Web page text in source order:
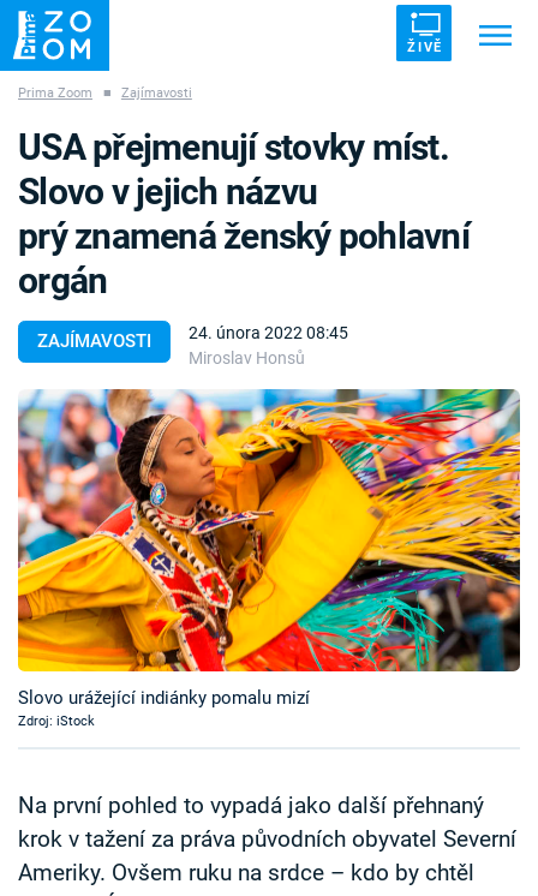
ŽIVĚ
ZÁHADY VETŘELCI DÁVNOVĚKU
Témata
Témata
Pořady
TV Program
Časopis
Sledujte prima+
Přihlášení
Prima Zoom ■ Zajímavosti
ZAJÍMAVOSTI
24. února 2022 08:45
Miroslav Honsů
USA přejmenují stovky míst.
Slovo v jejich názvu
prý znamená ženský pohlavní
orgán
Slovo urážející indiánky pomalu mizí
Zdroj: iStock
Na první pohled to vypadá jako další přehnaný
krok v tažení za práva původních obyvatel Severní
Ameriky. Ovšem ruku na srdce – kdo by chtěl